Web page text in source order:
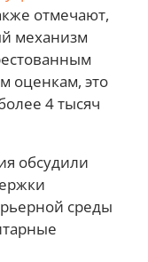
отмечают,
механизм
оценкам, это
4 тысяч
обсудили
среды